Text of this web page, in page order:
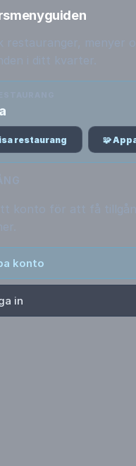
restaurang 🧩
konto
in